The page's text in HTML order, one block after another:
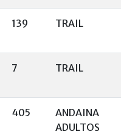
139 TRAIL
7 TRAIL
405
ANDAINA
ADULTOS